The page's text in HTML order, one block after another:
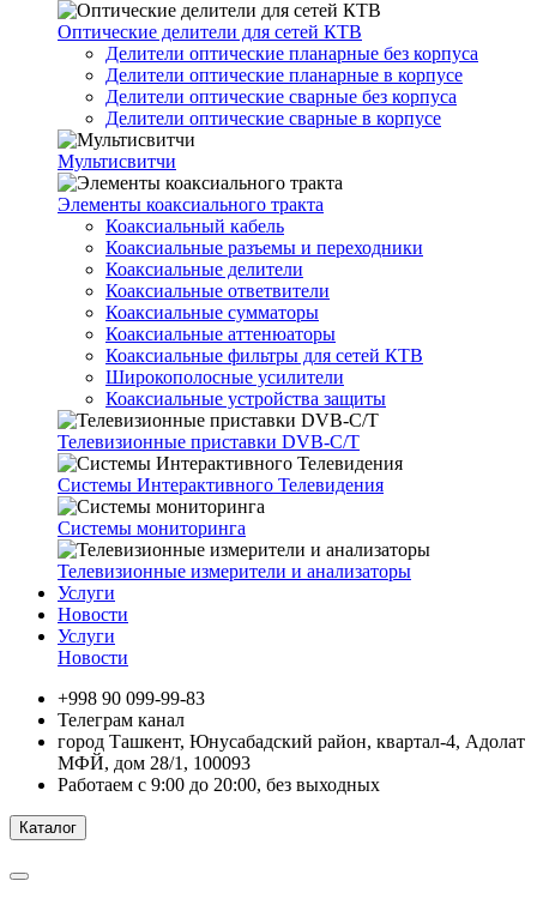
Оптические делители для сетей КТВ
Делители оптические планарные без корпуса
Делители оптические планарные в корпусе
Делители оптические сварные без корпуса
Делители оптические сварные в корпусе
Мультисвитчи
Элементы коаксиального тракта
Коаксиальный кабель
Коаксиальные разъемы и переходники
Коаксиальные делители
Коаксиальные ответвители
Коаксиальные сумматоры
Коаксиальные аттенюаторы
Коаксиальные фильтры для сетей КТВ
Широкополосные усилители
Коаксиальные устройства защиты
Телевизионные приставки DVB-C/T
Системы Интерактивного Телевидения
Системы мониторинга
Телевизионные измерители и анализаторы
Услуги
Новости
Услуги
Новости
+998 90 099-99-83
Телеграм канал
город Ташкент, Юнусабадский район, квартал-4, Адолат
МФЙ, дом 28/1, 100093
Работаем с 9:00 до 20:00, без выходных
Каталог